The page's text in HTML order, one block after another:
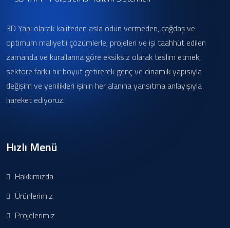
Atlas Panel Hazır Duvar Sistemleri
3D Yapı olarak kaliteden asla ödün vermeden, çağdaş ve
optimum maliyetli çözümlerle; projeleri ve işi taahhüt edilen
zamanda ve kurallarına göre eksiksiz olarak teslim etmek,
sektöre farklı bir boyut getirerek genç ve dinamik yapısıyla
değişim ve yenilikleri işinin her alanına yansıtma anlayışıyla
hareket ediyoruz.
Hızlı Menü
Hakkımızda
Ürünlerimiz
Projelerimiz